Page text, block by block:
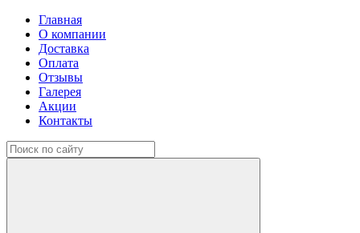
Главная
О компании
Доставка
Оплата
Отзывы
Галерея
Акции
Контакты